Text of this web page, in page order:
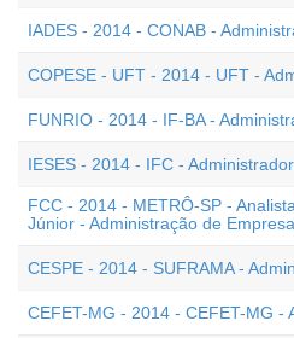
IADES - 2014 - CONAB -
COPESE - UFT - 2014 - UFT -
FUNRIO - 2014 - IF-BA -
IESES - 2014 - IFC - Administrador
FCC - 2014 - METRÔ-SP -
Júnior - Administração de
CESPE - 2014 - SUFRAMA -
CEFET-MG - 2014 - CEFET-MG -